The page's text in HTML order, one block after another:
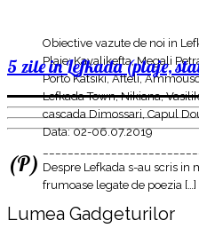
Obiective vazute de noi in
Plaje: Kavalikefta, Megali
Porto Katsiki, Afteli,
Lefkada Town, Nikiana,
cascada Dimossari, Capul
Data: 02-06.07.2019
Despre Lefkada s-au scris
frumoase legate de poezia […]
5 zile in Lefkada (plaje,
(P)
Lumea Gadgeturilor